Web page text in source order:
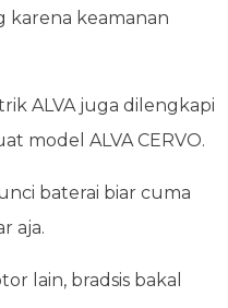
karena keamanan
ALVA juga dilengkapi
model ALVA CERVO.
baterai biar cuma
aja.
lain, bradsis bakal